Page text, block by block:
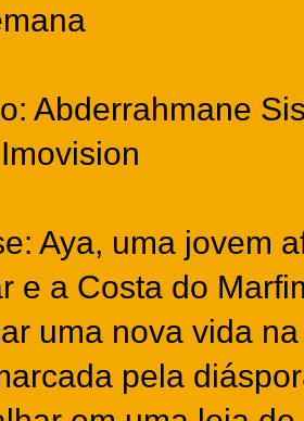
Abderrahmane
Aya, uma jovem
e a Costa do
uma nova vida
pela